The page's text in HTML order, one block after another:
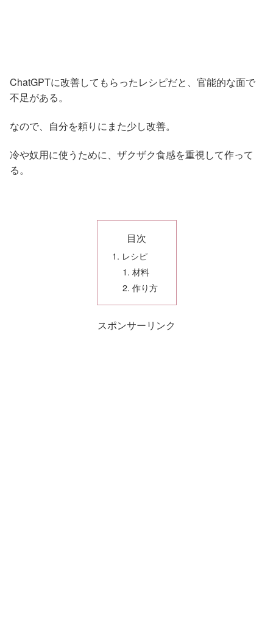
ChatGPTに改善してもらったレシピだと、官能的な面で
不足がある。
なので、自分を頼りにまた少し改善。
冷や奴用に使うために、ザクザク食感を重視して作って
る。
目次
レシピ
材料
作り方
スポンサーリンク